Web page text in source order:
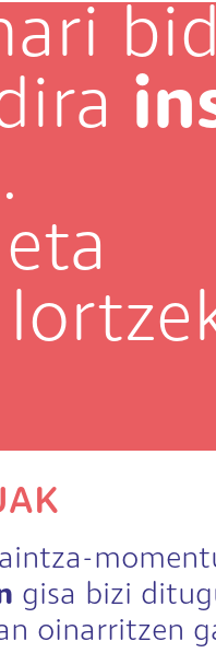
.
gisa bizi
oinarritzen